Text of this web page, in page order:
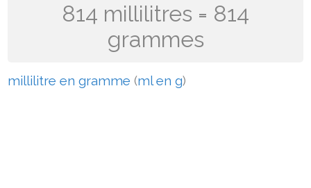
814 millilitres = 814
grammes
millilitre en gramme (ml en g)